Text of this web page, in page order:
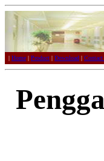
| Home | Product | Download | Contact